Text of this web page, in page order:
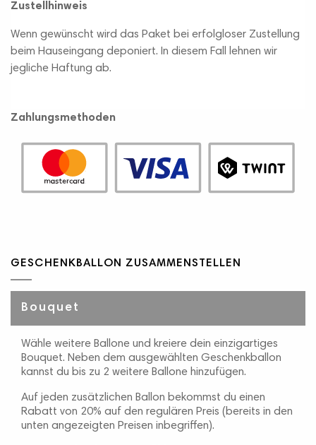
Zustellhinweis
Wenn gewünscht wird das Paket bei erfolgloser Zustellung
beim Hauseingang deponiert. In diesem Fall lehnen wir
jegliche Haftung ab.
Zahlungsmethoden
GESCHENKBALLON ZUSAMMENSTELLEN
Bouquet
Wähle weitere Ballone und kreiere dein einzigartiges
Bouquet. Neben dem ausgewählten Geschenkballon
kannst du bis zu 2 weitere Ballone hinzufügen.
Auf jeden zusätzlichen Ballon bekommst du einen
Rabatt von 20% auf den regulären Preis (bereits in den
unten angezeigten Preisen inbegriffen).